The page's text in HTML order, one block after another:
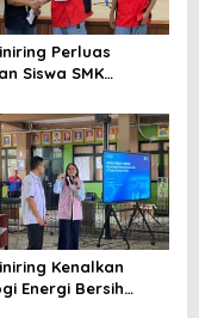
Perluas
Siswa SMK
Iklim
Kenalkan
Energi Bersih